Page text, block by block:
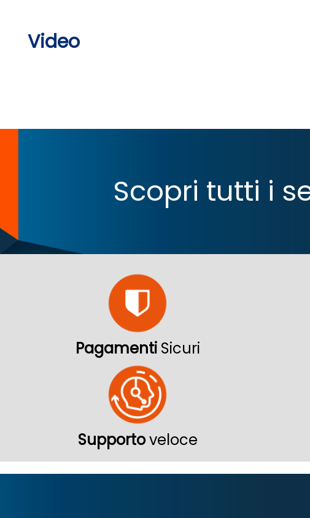
Video
Scopri tutti i
Pagamenti Sicuri
Supportoveloce